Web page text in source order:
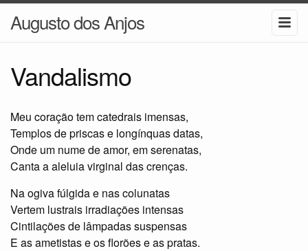
Augusto dos Anjos
Vandalismo
Meu coração tem catedrais imensas,
Templos de priscas e longínquas datas,
Onde um nume de amor, em serenatas,
Canta a aleluia virginal das crenças.
Na ogiva fúlgida e nas colunatas
Vertem lustrais irradiações intensas
Cintilações de lâmpadas suspensas
E as ametistas e os florões e as pratas.